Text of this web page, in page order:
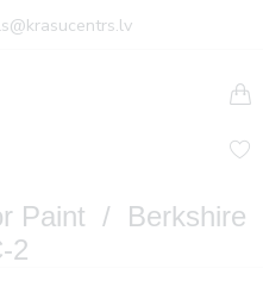
Paint / Berkshire
2